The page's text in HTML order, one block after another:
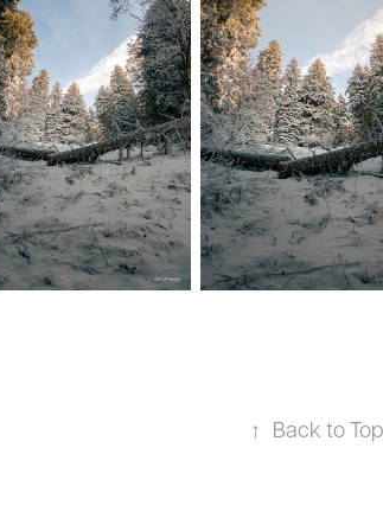
↑ Back to Top